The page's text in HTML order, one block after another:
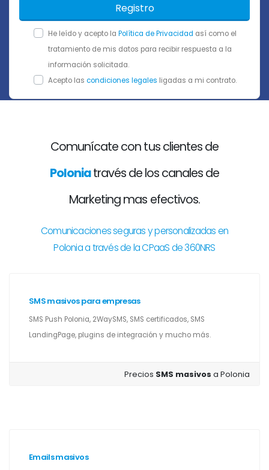
Registro
He leído y acepto la Política de Privacidad así como el
tratamiento de mis datos para recibir respuesta a la
información solicitada.
Acepto las condiciones legales ligadas a mi contrato.
Comunícate con tus clientes de
Poloniatravés de los canales de
Marketing mas efectivos.
Comunicaciones seguras y personalizadas en
Polonia a través de la CPaaS de 360NRS
SMS masivos para empresas
SMS Push Polonia, 2WaySMS, SMS certificados, SMS
LandingPage, plugins de integración y mucho más.
Precios SMS masivosa Polonia
Emails masivos